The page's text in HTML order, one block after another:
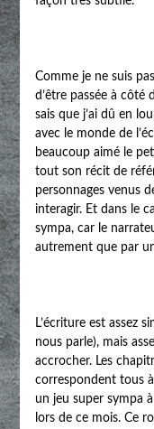
Comme je ne suis
d’être passée à côté
sais que j’ai dû en
avec le monde de
beaucoup aimé le
tout son récit de
personnages venus
interagir. Et dans le
sympa, car le
autrement que par
L’écriture est assez
nous parle), mais
accrocher. Les
correspondent tous
un jeu super sympa
lors de ce mois. Ce